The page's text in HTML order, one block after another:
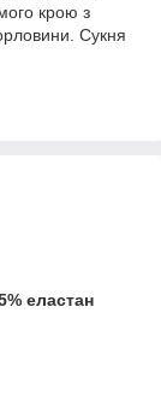
крою з
Сукня
еластан